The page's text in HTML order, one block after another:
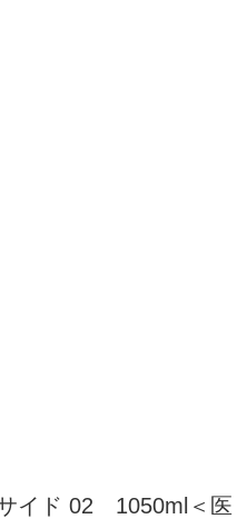
イド 02 1050ml＜医